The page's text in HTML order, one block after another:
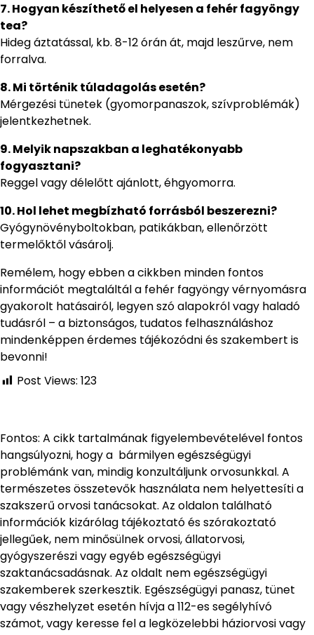
7. Hogyan készíthető el helyesen a fehér fagyöngy
tea?
Hideg áztatással, kb. 8-12 órán át, majd leszűrve, nem
forralva.
8. Mi történik túladagolás esetén?
Mérgezési tünetek (gyomorpanaszok, szívproblémák)
jelentkezhetnek.
9. Melyik napszakban a leghatékonyabb
fogyasztani?
Reggel vagy délelőtt ajánlott, éhgyomorra.
10. Hol lehet megbízható forrásból beszerezni?
Gyógynövényboltokban, patikákban, ellenőrzött
termelőktől vásárolj.
Remélem, hogy ebben a cikkben minden fontos
információt megtaláltál a fehér fagyöngy vérnyomásra
gyakorolt hatásairól, legyen szó alapokról vagy haladó
tudásról – a biztonságos, tudatos felhasználáshoz
mindenképpen érdemes tájékozódni és szakembert is
bevonni!
Post Views: 123
Fontos: A cikk tartalmának figyelembevételével fontos
hangsúlyozni, hogy a bármilyen egészségügyi
problémánk van, mindig konzultáljunk orvosunkkal. A
természetes összetevők használata nem helyettesíti a
szakszerű orvosi tanácsokat. Az oldalon található
információk kizárólag tájékoztató és szórakoztató
jellegűek, nem minősülnek orvosi, állatorvosi,
gyógyszerészi vagy egyéb egészségügyi
szaktanácsadásnak. Az oldalt nem egészségügyi
szakemberek szerkesztik. Egészségügyi panasz, tünet
vagy vészhelyzet esetén hívja a 112-es segélyhívó
számot, vagy keresse fel a legközelebbi háziorvosi vagy